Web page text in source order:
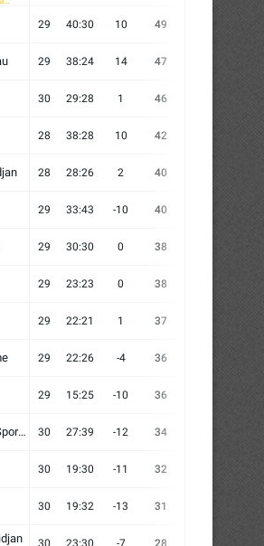
29 40:30 10 49
29 38:24 14 47
30 29:28 1 46
28 38:28 10 42
28 28:26 2 40
29 33:43 -10 40
29 30:30 0 38
29 23:23 0 38
29 22:21 1 37
29 22:26 -4 36
29 15:25 -10 36
Olympique Sport d'Abobo FC 30 27:39 -12 34
30 19:30 -11 32
30 19:32 -13 31
30 23:30 -7 28